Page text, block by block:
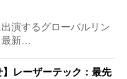
演するグローバルリン
最新…
】レーザーテック：最先